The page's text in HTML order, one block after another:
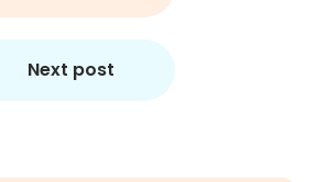
Next post